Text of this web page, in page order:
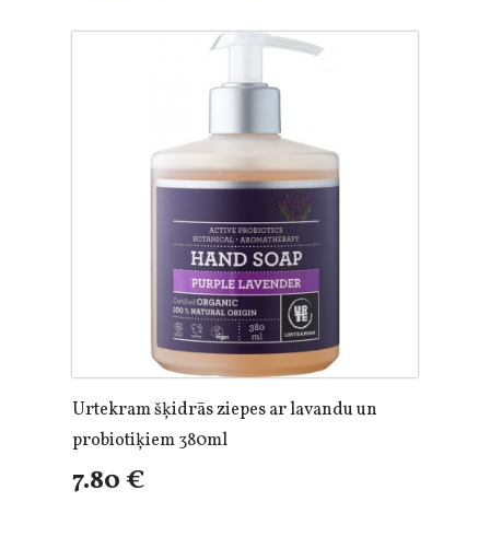
Urtekram šķidrās ziepes ar lavandu un
probiotiķiem 380ml
7.80 €